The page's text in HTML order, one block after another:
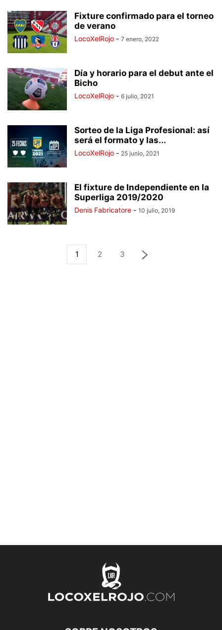
Fixture confirmado para el torneo
de verano
LocoXelRojo - 7 enero, 2022
Día y horario para el debut ante el
Bicho
LocoXelRojo - 6 julio, 2021
Sorteo de la Liga Profesional: así
será el formato y las...
LocoXelRojo - 25 junio, 2021
El fixture de Independiente en la
Superliga 2019/2020
Denis Fabricatore - 10 julio, 2019
1 2 3